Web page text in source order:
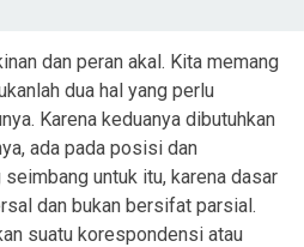
dan peran akal. Kita memang
dua hal yang perlu
Karena keduanya dibutuhkan
ada pada posisi dan
untuk itu, karena dasar
dan bukan bersifat parsial.
suatu korespondensi atau